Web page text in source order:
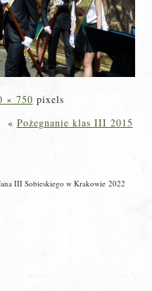
× 750 pixels
« Pożegnanie klas III 2015
III Sobieskiego w Krakowie 2022